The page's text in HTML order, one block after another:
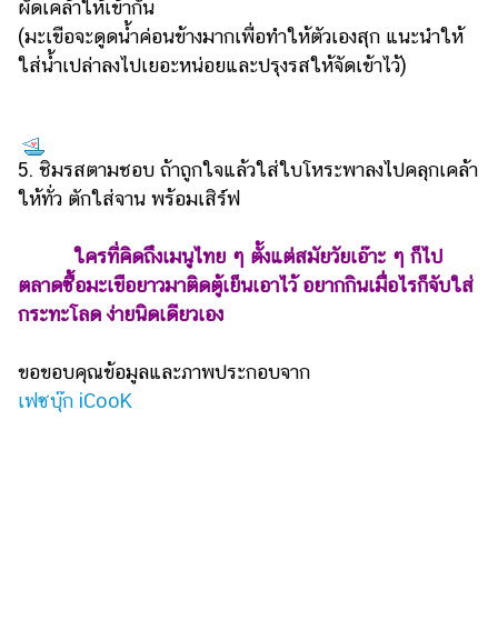
ผัดเคล้าให้เข้ากัน
(มะเขือจะดูดน้ำค่อนข้างมากเพื่อทำให้ตัวเองสุก แนะนำให้
ใส่น้ำเปล่าลงไปเยอะหน่อยและปรุงรสให้จัดเข้าไว้)
5. ชิมรสตามชอบ ถ้าถูกใจแล้วใส่ใบโหระพาลงไปคลุกเคล้า
ให้ทั่ว ตักใส่จาน พร้อมเสิร์ฟ
ใครที่คิดถึงเมนูไทย ๆ ตั้งแต่สมัยวัยเอ๊าะ ๆ ก็ไป
ตลาดซื้อมะเขือยาวมาติดตู้เย็นเอาไว้ อยากกินเมื่อไรก็จับใส่
กระทะโลด ง่ายนิดเดียวเอง
ขอขอบคุณข้อมูลและภาพประกอบจาก
เฟซบุ๊ก ‎iCooK